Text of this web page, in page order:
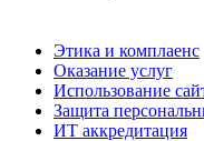
Этика и комплаенс
Оказание услуг
Использование
Защита
ИТ аккредитация